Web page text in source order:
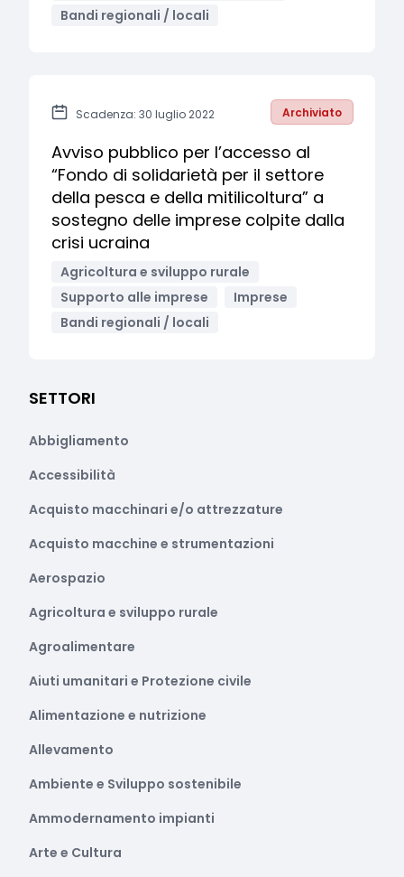
Bandi regionali / locali
Scadenza: 30 luglio 2022 Archiviato
Avviso pubblico per l’accesso al
“Fondo di solidarietà per il settore
della pesca e della mitilicoltura” a
sostegno delle imprese colpite dalla
crisi ucraina
Agricoltura e sviluppo rurale
Supporto alle imprese
Imprese
Bandi regionali / locali
SETTORI
Abbigliamento
Accessibilità
Acquisto macchinari e/o attrezzature
Acquisto macchine e strumentazioni
Aerospazio
Agricoltura e sviluppo rurale
Agroalimentare
Aiuti umanitari e Protezione civile
Alimentazione e nutrizione
Allevamento
Ambiente e Sviluppo sostenibile
Ammodernamento impianti
Arte e Cultura